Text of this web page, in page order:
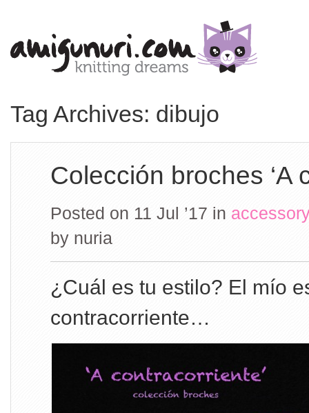
Tag Archives: dibujo
Colección broches ‘A
Posted on 11 Jul ’17 in accessory
by nuria
¿Cuál es tu estilo? El mío
contracorriente…